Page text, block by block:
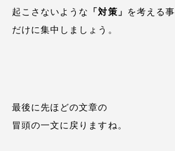
起こさないような
「対策」
を考える事
だけに集中しましょう。
最後に先ほどの文章の
冒頭の一文に戻りますね。